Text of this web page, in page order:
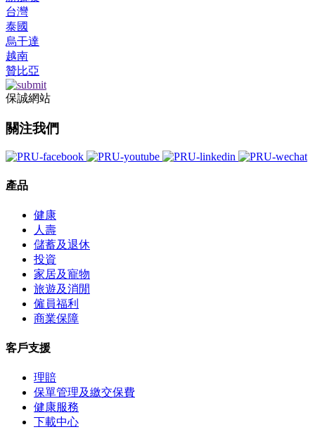
台灣
泰國
烏干達
越南
贊比亞
保誠網站
關注我們
產品
健康
人壽
儲蓄及退休
投資
家居及寵物
旅遊及消閒
僱員福利
商業保障
客戶支援
理賠
保單管理及繳交保費
健康服務
下載中心